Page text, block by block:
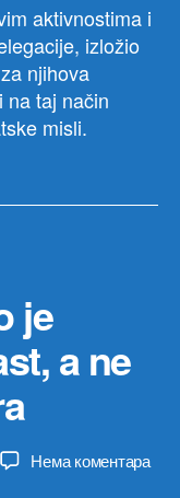
aktivnostima i
izložio
njihova
na taj način
misli.
je
a ne
Нема коментарана